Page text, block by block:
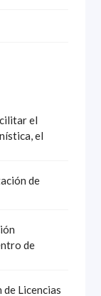
el
el
de
de
Licencias